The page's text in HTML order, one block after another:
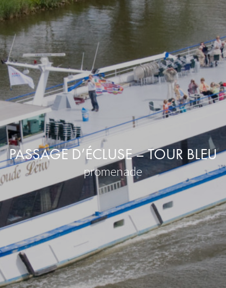
PASSAGE D’ÉCLUSE – TOUR BLEU
promenade